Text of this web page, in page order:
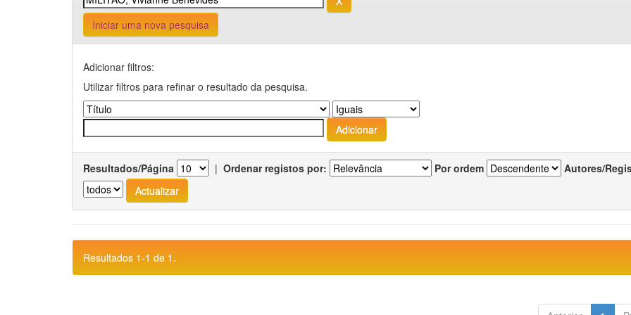
Iniciar uma nova pesquisa
Adicionar filtros:
Utilizar filtros para refinar o resultado da pesquisa.
Resultados/Página | Ordenar registos por: Por ordem Autores/
Resultados 1-1 de 1.